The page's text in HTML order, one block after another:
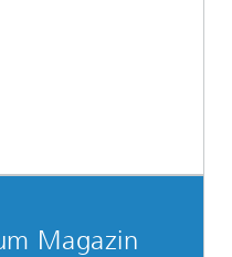
Magazin